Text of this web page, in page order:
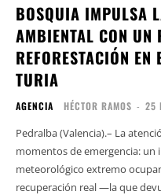
BOSQUIA IMPULSA
AMBIENTAL CON UN
REFORESTACIÓN
TURIA
AGENCIA HÉCTOR RAMOS - 25
Pedralba (Valencia).– La
momentos de emergencia: un
meteorológico extremo
recuperación real —la que